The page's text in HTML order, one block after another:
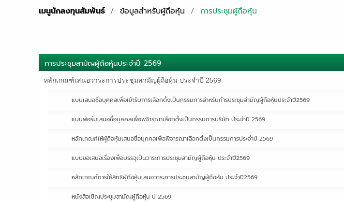
เมนูนักลงทุนสัมพันธ์ / ข้อมูลสำหรับผู้ถือหุ้น / การประชุมผู้ถือหุ้น
การประชุมสามัญผู้ถือหุ้นประจำปี 2569
หลักเกณฑ์เสนอวาระการประชุมสามัญผู้ถือหุ้น ประจำปี 2569
แบบเสนอชื่อบุคคลเพื่อเข้ารับการเลือกตั้งเป็นกรรมการสำหรับกำรประชุมสำมัญผู้ถือหุ้นประจำปี2569
แบบฟอร์มเสนอชื่อบุคคลเพื่อพจิารณาเลือกตั้งเป็นกรรมการบริษัท ประจำปี 2569
หลักเกณฑ์ให้ผู้ถือหุ้นเสนอชื่อบุคคลเพื่อพิจารณาเลือกตั้งเป็นกรรมการประจำปี 2569
แบบขอเสนอเรื่องเพื่อบรรจุเป็นวาระการประชุมสามัญผู้ถือหุ้น ประจำปี2569
หลักเกณฑ์การให้สิทธิผู้ถือหุ้นเสนอวาระการประชุมสามัญผู้ถือหุ้น ประจำปี2569
หนังสือเชิญประชุมสามัญผู้ถือหุ้น ปี 2569